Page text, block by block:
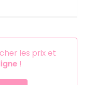
les prix et
!